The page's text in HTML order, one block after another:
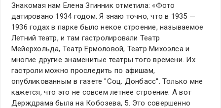
Знакомая нам Елена Згинник отметила: «Фото
датировано 1934 годом. Я знаю точно, что в 1935 —
1936 годах в парке было некое строение, называемое
Летний театр, и там гастролировали Театр
Мейерхольда, Театр Ермоловой, Театр Михоэлса и
многие другие знаменитые театры того времени. Их
гастроли можно проследить по афишам,
опубликованным в газете "Соц. Донбасс". Только мне
кажется, что это не совсем летнее строение. А вот
Держдрама была на Кобозева, 5. Это совершенно